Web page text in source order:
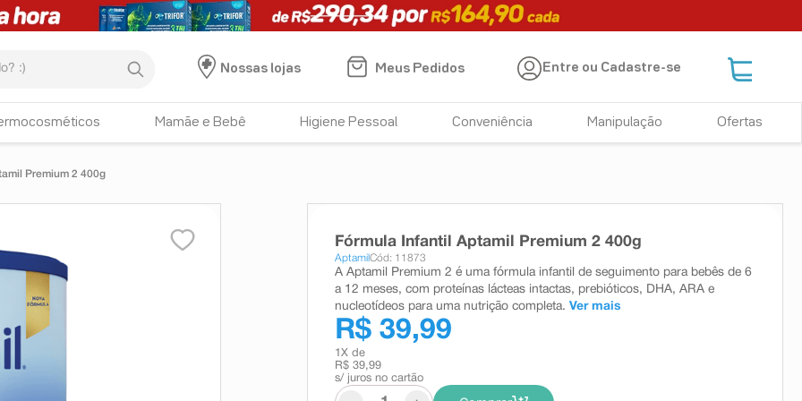
Nossas lojas
Meus Pedidos Entre ou Cadastre-se
Mamãe e Bebê Higiene Pessoal Conveniência Manipulação Ofertas
Premium 2 400g
Fórmula Infantil Aptamil Premium 2 400g
AptamilCód: 11873
A Aptamil Premium 2 é uma fórmula infantil de seguimento para bebês de 6
a 12 meses, com proteínas lácteas intactas, prebióticos, DHA, ARA e
nucleotídeos para uma nutrição completa. Ver mais
R$ 39,99
1 X de
R$ 39,99
s/ juros no cartão